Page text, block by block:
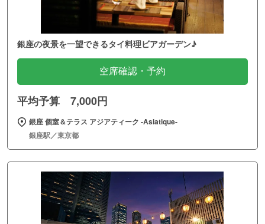
銀座の夜景を一望できるタイ料理ビアガーデン♪
空席確認・予約
平均予算 7,000円
銀座 個室＆テラス アジアティーク ‐Asiatique‐
銀座駅／東京都